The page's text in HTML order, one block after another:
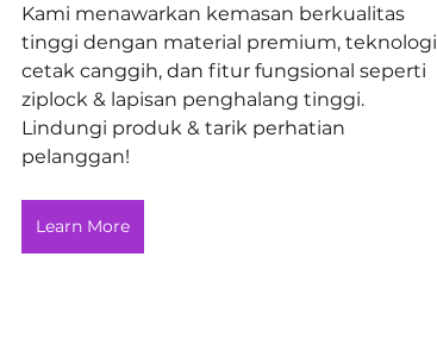
Kami menawarkan kemasan berkualitas
tinggi dengan material premium, teknologi
cetak canggih, dan fitur fungsional seperti
ziplock & lapisan penghalang tinggi.
Lindungi produk & tarik perhatian
pelanggan!
Learn More